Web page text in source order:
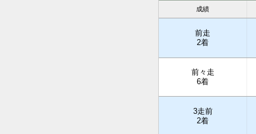
成績
前走
2着
前々走
6着
3走前
2着